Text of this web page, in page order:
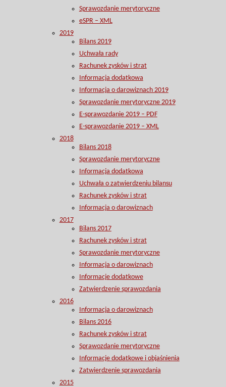
Sprawozdanie merytoryczne
eSPR – XML
2019
Bilans 2019
Uchwała rady
Rachunek zysków i strat
Informacja dodatkowa
Informacja o darowiznach 2019
Sprawozdanie merytoryczne 2019
E-sprawozdanie 2019 – PDF
E-sprawozdanie 2019 – XML
2018
Bilans 2018
Sprawozdanie merytoryczne
Informacja dodatkowa
Uchwała o zatwierdzeniu bilansu
Rachunek zysków i strat
Informacja o darowiznach
2017
Bilans 2017
Rachunek zysków i strat
Sprawozdanie merytoryczne
Informacja o darowiznach
Informacje dodatkowe
Zatwierdzenie sprawozdania
2016
Informacja o darowiznach
Bilans 2016
Rachunek zysków i strat
Sprawozdanie merytoryczne
Informacje dodatkowe i objaśnienia
Zatwierdzenie sprawozdania
2015